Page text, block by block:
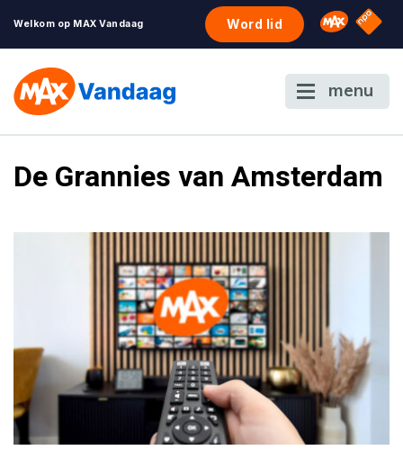
Welkom op MAX Vandaag Word lid Omroep
NPO
menu
De Grannies van Amsterdam